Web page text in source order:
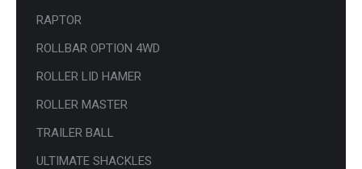
RAPTOR
ROLLBAR OPTION 4WD
ROLLER LID HAMER
ROLLER MASTER
TRAILER BALL
ULTIMATE SHACKLES